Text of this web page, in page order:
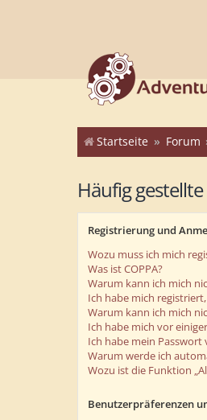
Startseite Forum
Häufig
Registrierung und
Wozu muss ich mich
Was ist COPPA?
Warum kann ich mich
Ich habe mich
Warum kann ich mich
Ich habe mich vor
Ich habe mein Passwort
Warum werde ich
Wozu ist die Funktion
Benutzerpräferenzen